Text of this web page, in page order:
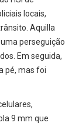
locais,
Aquilla
perseguição
Em seguida,
pé, mas foi
9 mm que